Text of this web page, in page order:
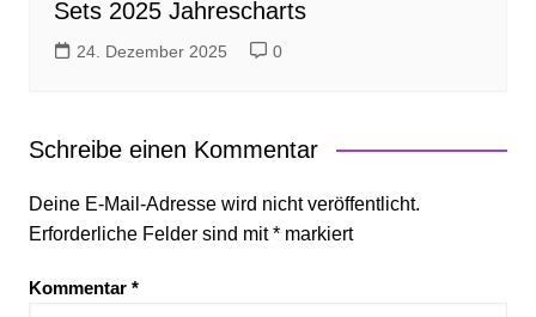
Sets 2025 Jahrescharts
24. Dezember 2025 0
Schreibe einen Kommentar
Deine E-Mail-Adresse wird nicht veröffentlicht.
Erforderliche Felder sind mit*markiert
Kommentar *